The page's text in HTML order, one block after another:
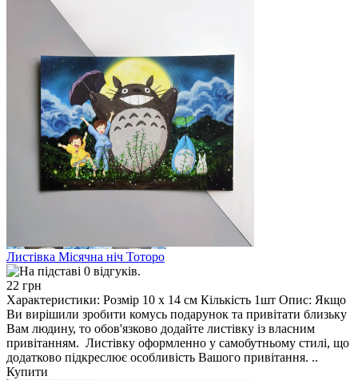
Листівка Місячна ніч Тоторо
22 грн
Характеристики: Розмір 10 х 14 см Кількість 1шт Опис: Якщо
Ви вирішили зробити комусь подарунок та привітати близьку
Вам людину, то обов'язково додайте листівку із власним
привітанням. Листівку оформленно у самобутньому стилі, що
додатково підкреслює особливість Вашого привітання. ..
Купити